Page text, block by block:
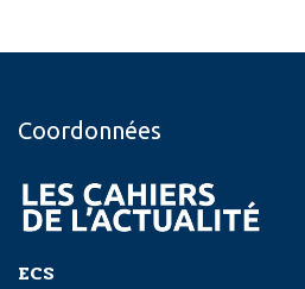
Coordonnées
ECS